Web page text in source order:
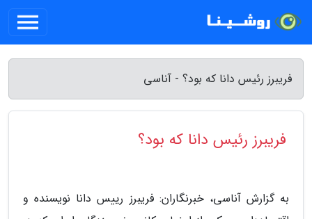
فریبرز رئیس دانا که بود؟ - آناسی
فریبرز رئیس دانا که بود؟
به گزارش آناسی، خبرنگاران: فریبرز رییس دانا نویسنده و